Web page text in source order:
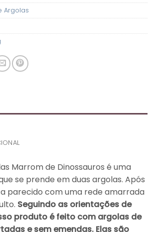
Argolas
Marrom de Dinossauros é uma
se prende em duas argolas. Após
parecido com uma rede amarrada
Seguindo as orientações de
produto é feito com argolas de
e sem emendas. Elas são